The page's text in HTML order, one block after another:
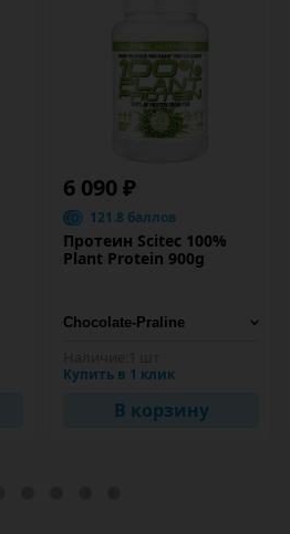
6 090 ₽
121.8 баллов
Протеин Scitec 100%
Plant Protein 900g
Купить в 1 клик
В корзину